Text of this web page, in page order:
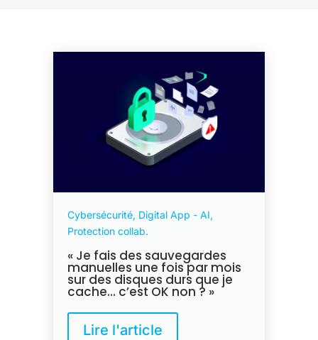
Cybersécurité, Digital App - AI,
Protection collab.
« Je fais des sauvegardes
manuelles une fois par mois
sur des disques durs que je
cache… c’est OK non ? »
Lire l'article